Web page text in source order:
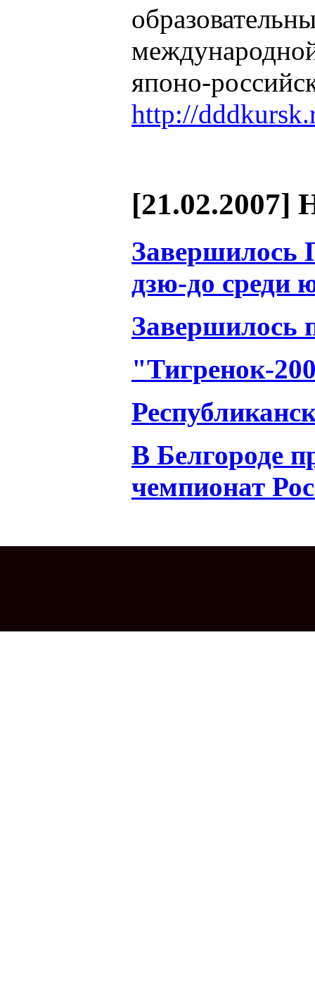
японо-
http://
[21.02.2007]
Завершилось
дзю-до среди
Завершилось
"Тигренок-
В Белгороде
чемпионат